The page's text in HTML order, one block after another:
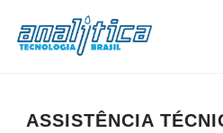
ASSISTÊNCIA